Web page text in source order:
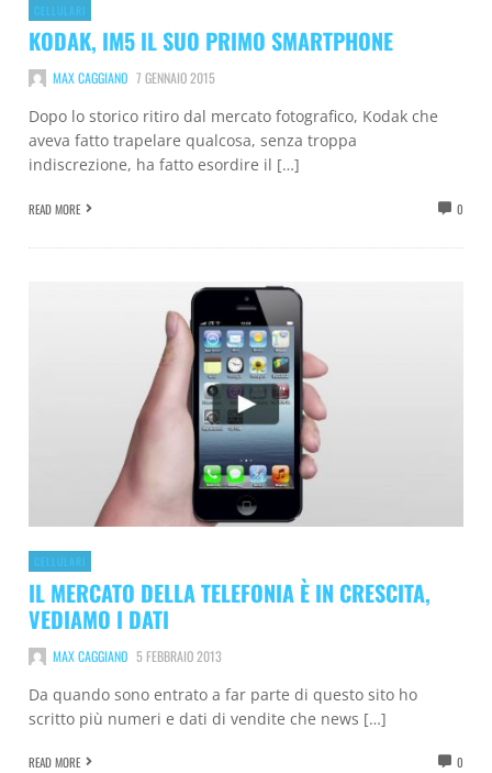
CELLULARI
KODAK, IM5 IL SUO PRIMO SMARTPHONE
MAX CAGGIANO 7 GENNAIO 2015
Dopo lo storico ritiro dal mercato fotografico, Kodak che
aveva fatto trapelare qualcosa, senza troppa
indiscrezione, ha fatto esordire il […]
READ MORE 0
CELLULARI
IL MERCATO DELLA TELEFONIA È IN CRESCITA,
VEDIAMO I DATI
MAX CAGGIANO 5 FEBBRAIO 2013
Da quando sono entrato a far parte di questo sito ho
scritto più numeri e dati di vendite che news […]
READ MORE 0